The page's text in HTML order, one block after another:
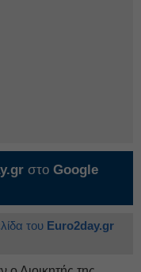
στο Google
του Euro2day.gr